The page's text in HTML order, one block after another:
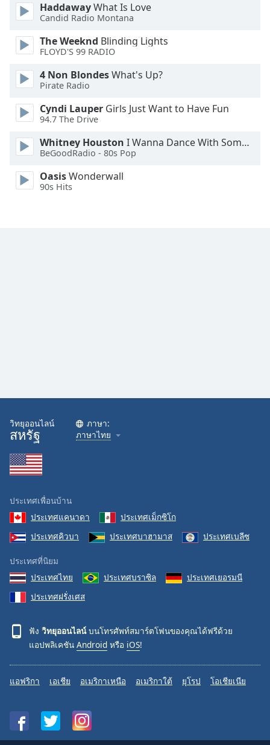
Background
Color
Size
Text
Edge
Style
HaddawayWhat Is Love
Candid Radio Montana
The Weeknd Blinding Lights
FLOYD'S 99 RADIO
4 Non BlondesWhat's Up?
Pirate Radio
Cyndi Lauper Girls Just Want to Have Fun
94.7 The Drive
Whitney Houston I Wanna Dance With Somebody
BeGoodRadio - 80s Pop
OasisWonderwall
90s Hits
วิทยุออนไลน์
สหรัฐ
ภาษา:
ภาษาไทย
ประเทศเพื่อนบ้าน
ประเทศแคนาดา
ประเทศเม็กซิโก
ประเทศคิวบา
ประเทศบาฮามาส ประเทศเบลีซ
ประเทศที่นิยม
ประเทศไทย
ประเทศบราซิล
ประเทศเยอรมนี
ประเทศฝรั่งเศส
ฟัง วิทยุออนไลน์บนโทรศัพท์สมาร์ตโฟนของคุณได้ฟรีด้วย
แอปพลิเคชัน Android หรือ iOS!
แอฟริกา เอเชีย อเมริกาเหนือ อเมริกาใต้ ยุโรป โอเชียเนีย